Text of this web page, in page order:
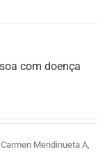
com doença
Mendinueta A,